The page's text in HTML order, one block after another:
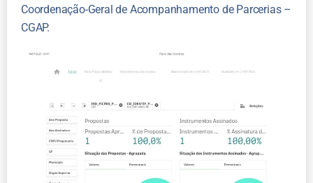
Coordenação-Geral de Acompanhamento de Parcerias –
CGAP.